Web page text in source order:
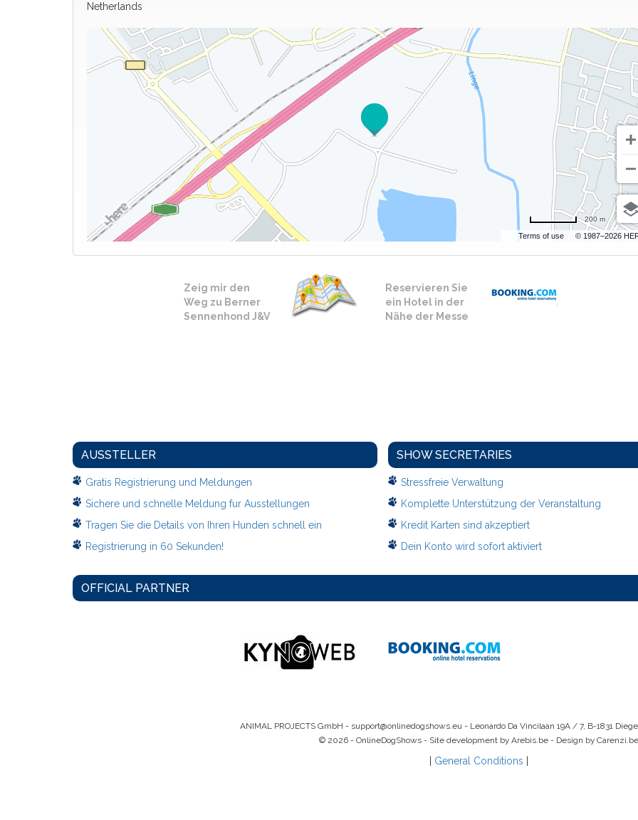
Netherlands
Terms of use © 1987–2026
200 m
Zeig mir den
Weg zu Berner
Sennenhond J&V
Reservieren Sie
ein Hotel in der
Nähe der Messe
AUSSTELLER
Gratis Registrierung und Meldungen
Sichere und schnelle Meldung fur Ausstellungen
Tragen Sie die Details von Ihren Hunden schnell ein
Registrierung in 60 Sekunden!
SHOW SECRETARIES
Stressfreie Verwaltung
Komplette Unterstützung der Veranstaltung
Kredit Karten sind akzeptiert
Dein Konto wird sofort aktiviert
OFFICIAL PARTNER
ANIMAL PROJECTS GmbH - support@onlinedogshows.eu- Leonardo Da Vincilaan 19A / 7, B-1831
© 2026 - OnlineDogShows - Site development by Arebis.be - Design by Carenzi.be
General Conditions